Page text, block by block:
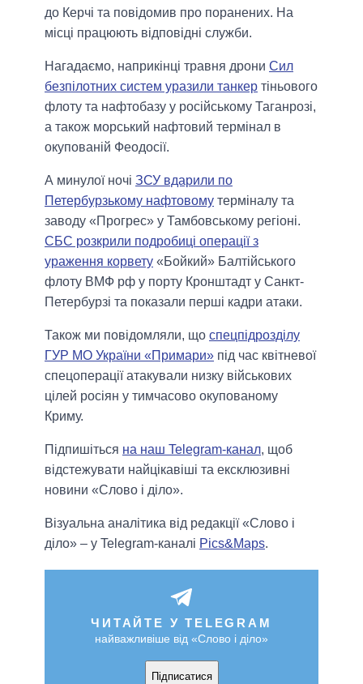
до Керчі та повідомив про поранених. На
місці працюють відповідні служби.
Нагадаємо, наприкінці травня дрони Сил
безпілотних систем уразили танкер тіньового
флоту та нафтобазу у російському Таганрозі,
а також морський нафтовий термінал в
окупованій Феодосії.
А минулої ночі ЗСУ вдарили по
Петербурзькому нафтовому терміналу та
заводу «Прогрес» у Тамбовському регіоні.
СБС розкрили подробиці операції з
ураження корвету «Бойкий» Балтійського
флоту ВМФ рф у порту Кронштадт у Санкт-
Петербурзі та показали перші кадри атаки.
Також ми повідомляли, що спецпідрозділу
ГУР МО України «Примари» під час квітневої
спецоперації атакували низку військових
цілей росіян у тимчасово окупованому
Криму.
Підпишіться на наш Telegram-канал, щоб
відстежувати найцікавіші та ексклюзивні
новини «Слово і діло».
Візуальна аналітика від редакції «Слово і
діло» – у Telegram-каналі Pics&Maps.
ЧИТАЙТЕ У TELEGRAM
найважливіше від «Слово і діло»
Підписатися